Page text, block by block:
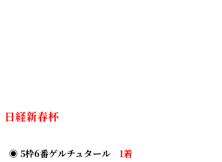
日経新春杯
◉ 5枠6番ゲルチュタール 1着